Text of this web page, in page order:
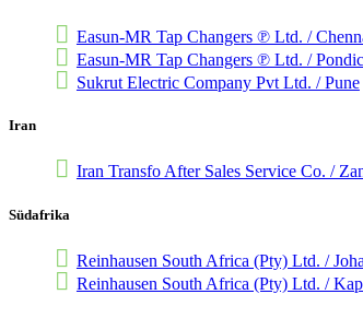
Easun-MR Tap Chan­gers ℗ Ltd. /
Easun-MR Tap Chan­gers ℗ Ltd. /
Sukrut Elec­tric Company Pvt Ltd. / Pune
Iran
Iran Transfo After Sales Service Co. /
Südafrika
Rein­hausen South Africa (Pty) Ltd. /
Rein­hausen South Africa (Pty) Ltd. /